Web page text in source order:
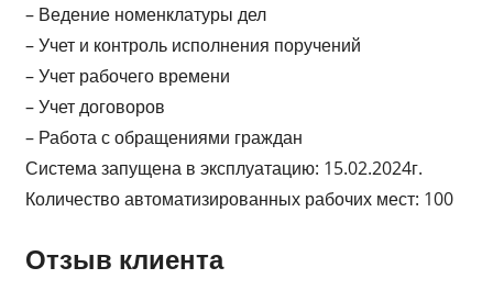
– Ведение номенклатуры дел
– Учет и контроль исполнения поручений
– Учет рабочего времени
– Учет договоров
– Работа с обращениями граждан
Система запущена в эксплуатацию: 15.02.2024г.
Количество автоматизированных рабочих мест: 100
Отзыв клиента